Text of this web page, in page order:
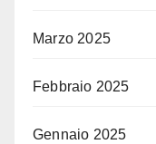
Marzo 2025
Febbraio 2025
Gennaio 2025